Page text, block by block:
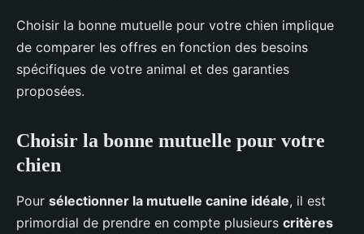
Choisir la bonne mutuelle pour votre chien implique
de comparer les offres en fonction des besoins
spécifiques de votre animal et des garanties
proposées.
Choisir la bonne mutuelle pour votre
chien
Pour sélectionner la mutuelle canine idéale, il est
primordial de prendre en compte plusieurs critères